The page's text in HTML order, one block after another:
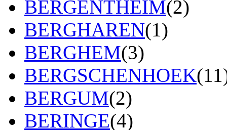
BERGENTHEIM(2)
BERGHAREN(1)
BERGHEM(3)
BERGSCHENHOEK
BERGUM(2)
BERINGE(4)